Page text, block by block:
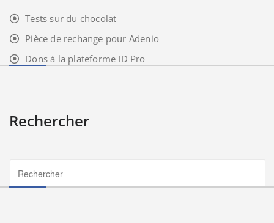
Tests sur du chocolat
Pièce de rechange pour Adenio
Dons à la plateforme ID Pro
Rechercher